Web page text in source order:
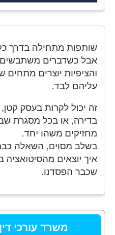
שותפות מתחילה בדרך
אבל כשדברים
והציפיות יוצרים
עליהם לבד.
זה יכול לקרות בעסק
בדירה, או בכל מסגרת
מחזיקים משהו יחד.
בשלב מסוים, השאלה
איך יוצאים
שכבר הפסדנו.
משרד עורכי